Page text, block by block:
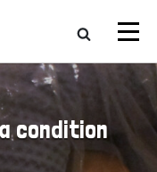
condition